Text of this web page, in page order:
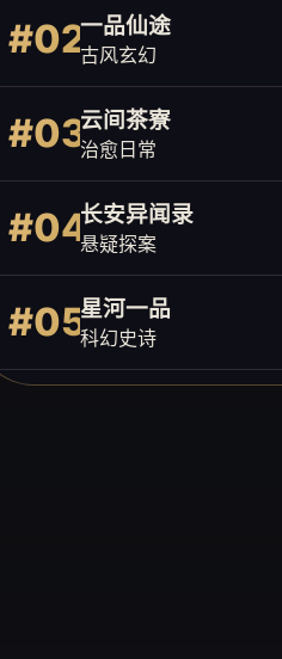
#02一品仙途
古风玄幻
#03云间茶寮
治愈日常
#04长安异闻录
悬疑探案
#05星河一品
科幻史诗